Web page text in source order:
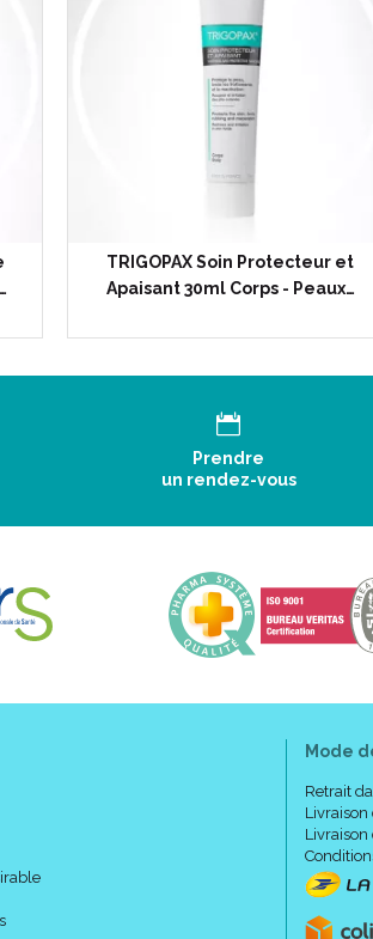
TRIGOPAX Soin Protecteur et
Apaisant 30ml Corps - Peaux…
Prendre
un rendez-vous
Mode
Retrait
Livraison